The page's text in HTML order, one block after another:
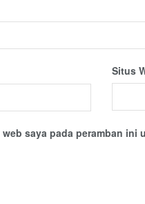
Situs
saya pada peramban